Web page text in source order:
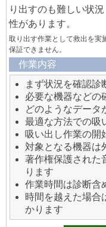
り出すのも難しい状
性があります。
取り出す作業として救出を実
保証できません。
作業内容
まず状況を確認診
必要な機器などの
どのようなデータ
最適な方法での吸
吸い出し作業の開
対象となる機器は
著作権保護された
ります
作業時間は診断含
時間を越えた場合
かります